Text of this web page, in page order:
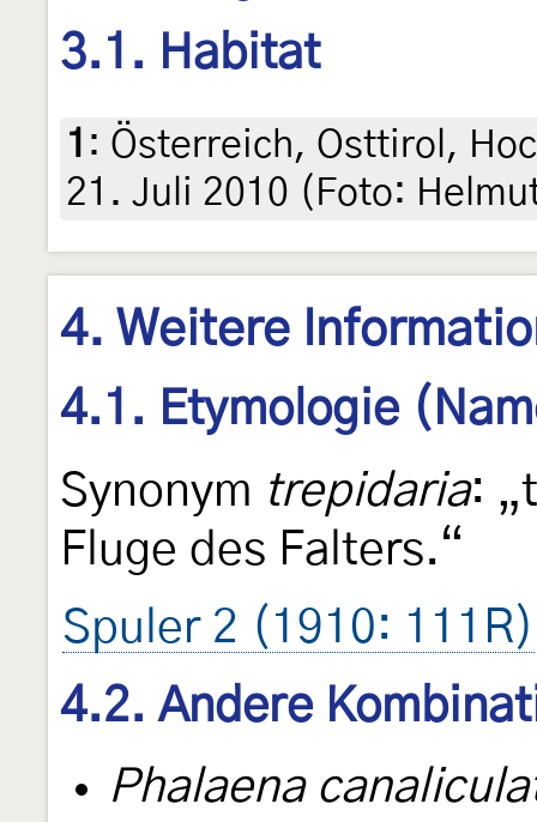
3.1. Habitat
1 : Österreich, Osttirol,
21. Juli 2010 (Foto:
4. Weitere
4.1. Etymologie
Synonym trepidaria:
Fluge des Falters.“
Spuler 2 (1910: 111R)
4.2. Andere
Phalaena